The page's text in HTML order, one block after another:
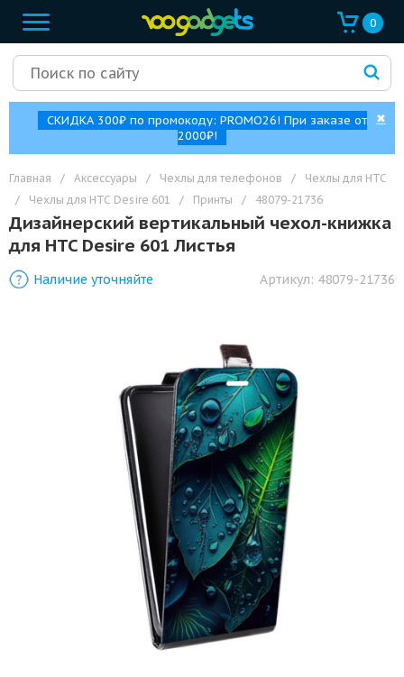
0
СКИДКА 300₽ по промокоду: PROMO26! При заказе от
2000₽!
✖
Главная / Аксессуары / Чехлы для телефонов /
Чехлы для HTC
/
Чехлы для HTC Desire 601 / Принты / 48079-21736
Дизайнерский вертикальный чехол-книжка
для HTC Desire 601 Листья
Наличие уточняйте Артикул: 48079-21736